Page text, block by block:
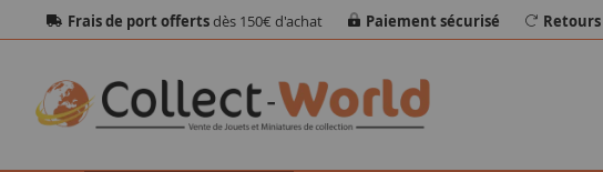
Frais de port offertsdès 150€ d'achat Paiement sécurisé Retours